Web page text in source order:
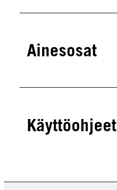
Ainesosat
Käyttöohjeet